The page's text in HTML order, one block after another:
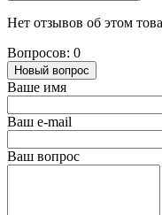
Нет отзывов об этом
Вопросов: 0
Новый вопрос
Ваше имя
Ваш e-mail
Ваш вопрос